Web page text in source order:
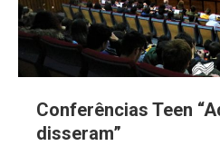
Conferências Teen
disseram”